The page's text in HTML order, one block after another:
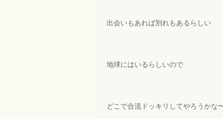
出会いもあれば別れもあるらしい
地球にはいるらしいので
どこで合流ドッキリしてやろうかな